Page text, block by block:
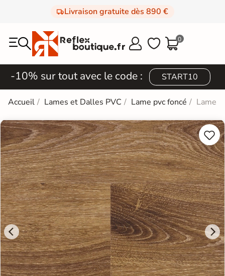
Livraison gratuite dès 890 €
  0
-10% sur tout avec le code : START10
Accueil Lames et Dalles PVC Lame pvc foncé Lames

